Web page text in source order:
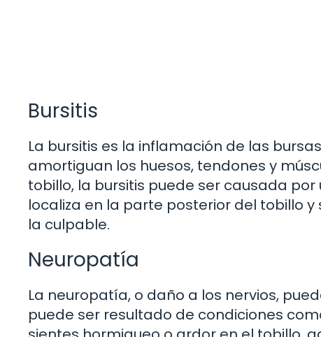
Bursitis
La bursitis es la inflamación de las
amortiguan los huesos, tendones y
tobillo, la bursitis puede ser causada
localiza en la parte posterior del tobillo
la culpable.
Neuropatía
La neuropatía, o daño a los nervios,
puede ser resultado de condiciones